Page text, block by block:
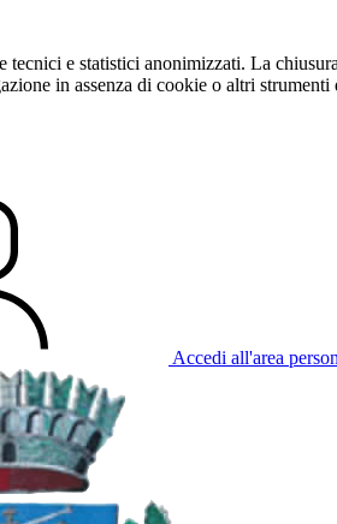
tecnici e statistici anonimizzati. La
in assenza di cookie o altri
Accedi all'area